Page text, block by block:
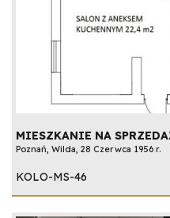
MIESZKANIE NA
Poznań, Wilda, 28 Czerwca 1956 r.
KOLO-MS-46